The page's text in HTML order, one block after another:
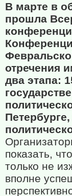
В марте в
прошла
отречения
два этапа:
показать,
только не
вполне